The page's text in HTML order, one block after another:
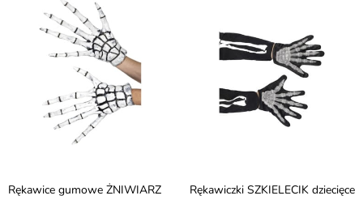
Rękawice gumowe ŻNIWIARZ Rękawiczki SZKIELECIK dziecięce